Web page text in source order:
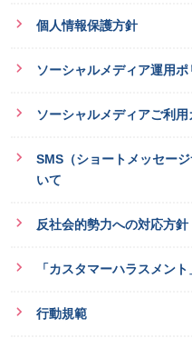
個人情報保護方針
ソーシャルメディア運用ポ
ソーシャルメディアご利
SMS（ショートメッセー
いて
反社会的勢力への対応方針
「カスタマーハラスメン
行動規範